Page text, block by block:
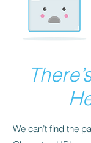
We can’t find the